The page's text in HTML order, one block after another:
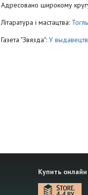
Адресовано широкому
Літаратура і мастацтва:
Газета "Звязда": У
Купить онлайн